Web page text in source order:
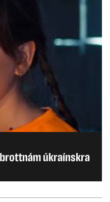
úkraínskra